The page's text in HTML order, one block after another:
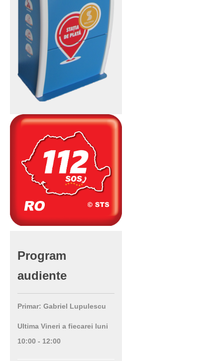
Program
audiente
Primar: Gabriel Lupulescu
Ultima Vineri a fiecarei luni
10:00 - 12:00